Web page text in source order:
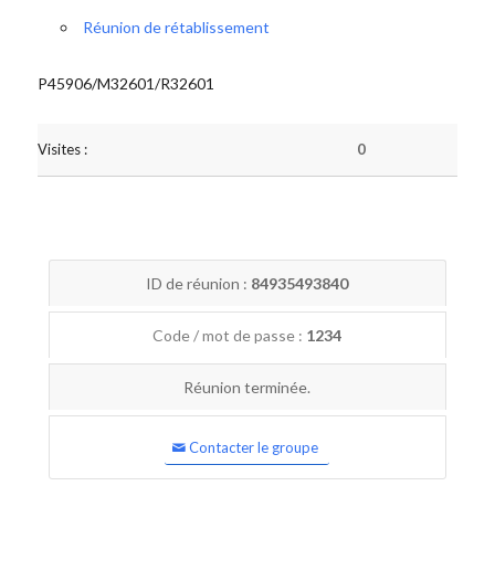
Réunion de rétablissement
P45906/M32601/R32601
Visites : 0
ID de réunion : 84935493840
Code / mot de passe : 1234
Réunion terminée.
Contacter le groupe